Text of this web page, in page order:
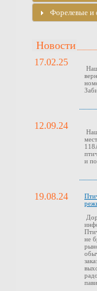
Форелевые и
Новости
17.02.25
12.09.24
и
19.08.24
не